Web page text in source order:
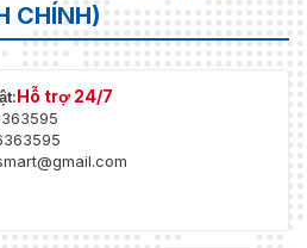
CHÍNH)
Hỗ trợ 24/7